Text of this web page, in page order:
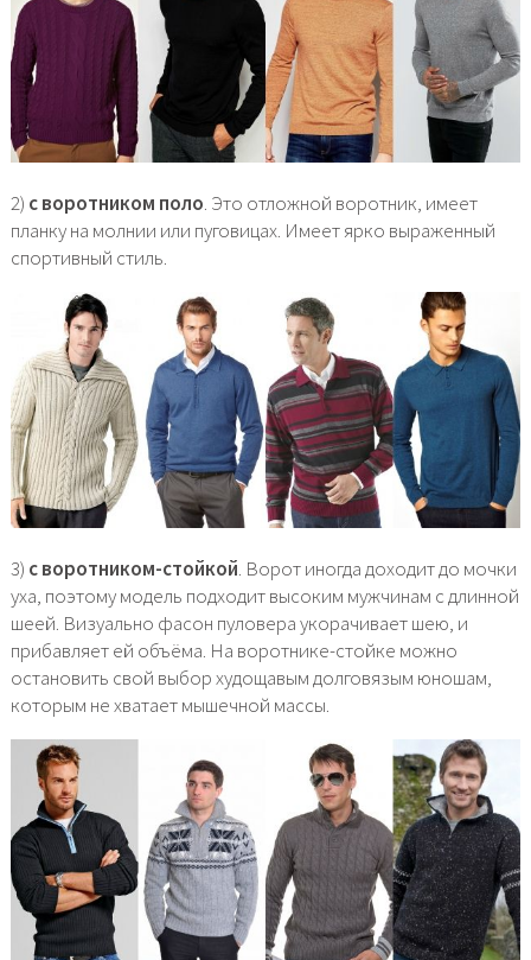
2) с воротником поло. Это отложной воротник, имеет
планку на молнии или пуговицах. Имеет ярко выраженный
спортивный стиль.
3) с воротником-стойкой. Ворот иногда доходит до мочки
уха, поэтому модель подходит высоким мужчинам с длинной
шеей. Визуально фасон пуловера укорачивает шею, и
прибавляет ей объёма. На воротнике-стойке можно
остановить свой выбор худощавым долговязым юношам,
которым не хватает мышечной массы.